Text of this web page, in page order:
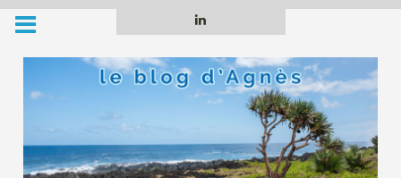
Skip
content